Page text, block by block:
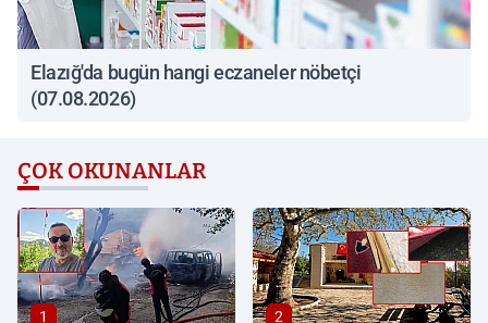
Elazığ'da bugün hangi eczaneler nöbetçi
(07.08.2026)
ÇOK OKUNANLAR
1 2